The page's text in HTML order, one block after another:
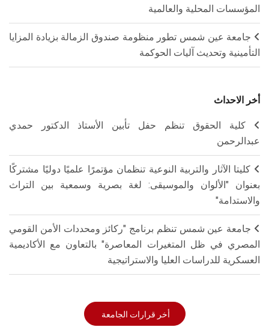
المؤسسات المحلية والعالمية
جامعة عين شمس تطور منظومة صندوق الزمالة بزيادة المزايا
التأمينية وتحديث آليات الحوكمة
أخر الاحداث
كلية الحقوق تنظم حفل تأبين الأستاذ الدكتور حمدي
عبدالرحمن
كليتا الآثار والتربية النوعية تنظمان مؤتمرًا علميًا دوليًا مشتركًا
بعنوان "الألوان والموسيقى: لغة بصرية وسمعية بين التراث
والاستدامة"
جامعة عين شمس تنظم برنامج "ركائز ومحددات الأمن القومي
المصري في ظل المتغيرات المعاصرة" بالتعاون مع الأكاديمية
العسكرية للدراسات العليا والاستراتيجية
أخر قرارات الجامعة